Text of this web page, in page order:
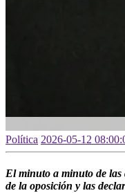
Política 2026-05-12
El minuto a minuto de las
de la oposición y las